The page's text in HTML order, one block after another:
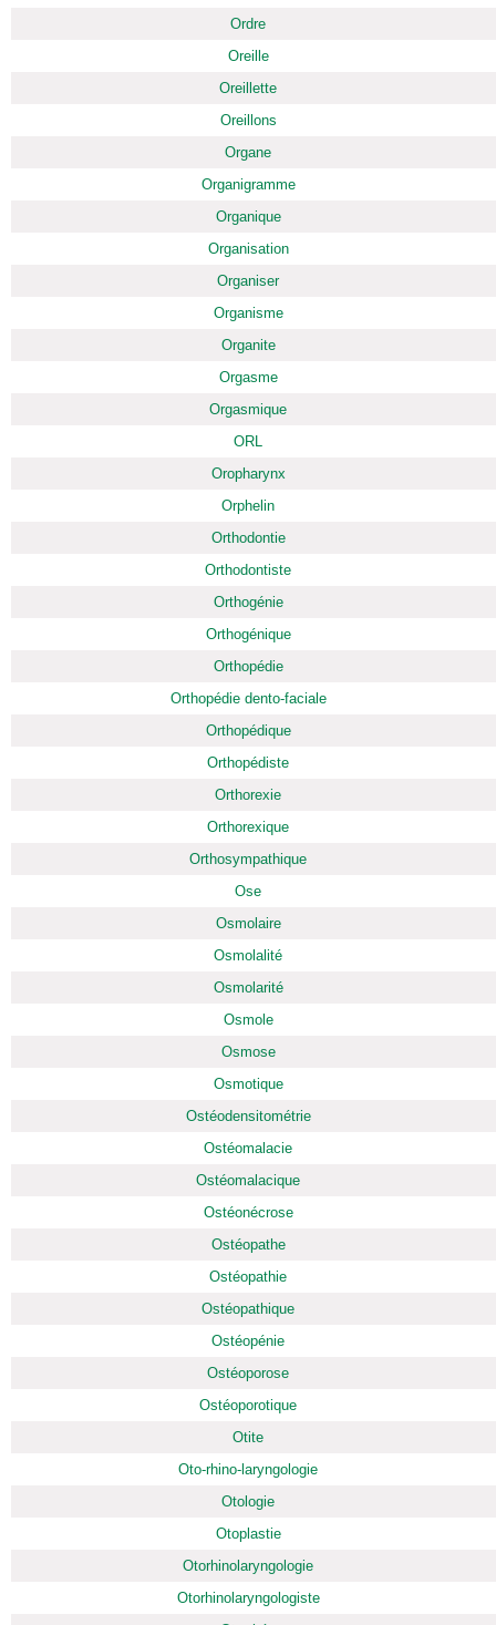
Ordre
Oreille
Oreillette
Oreillons
Organe
Organigramme
Organique
Organisation
Organiser
Organisme
Organite
Orgasme
Orgasmique
ORL
Oropharynx
Orphelin
Orthodontie
Orthodontiste
Orthogénie
Orthogénique
Orthopédie
Orthopédie dento-faciale
Orthopédique
Orthopédiste
Orthorexie
Orthorexique
Orthosympathique
Ose
Osmolaire
Osmolalité
Osmolarité
Osmole
Osmose
Osmotique
Ostéodensitométrie
Ostéomalacie
Ostéomalacique
Ostéonécrose
Ostéopathe
Ostéopathie
Ostéopathique
Ostéopénie
Ostéoporose
Ostéoporotique
Otite
Oto-rhino-laryngologie
Otologie
Otoplastie
Otorhinolaryngologie
Otorhinolaryngologiste